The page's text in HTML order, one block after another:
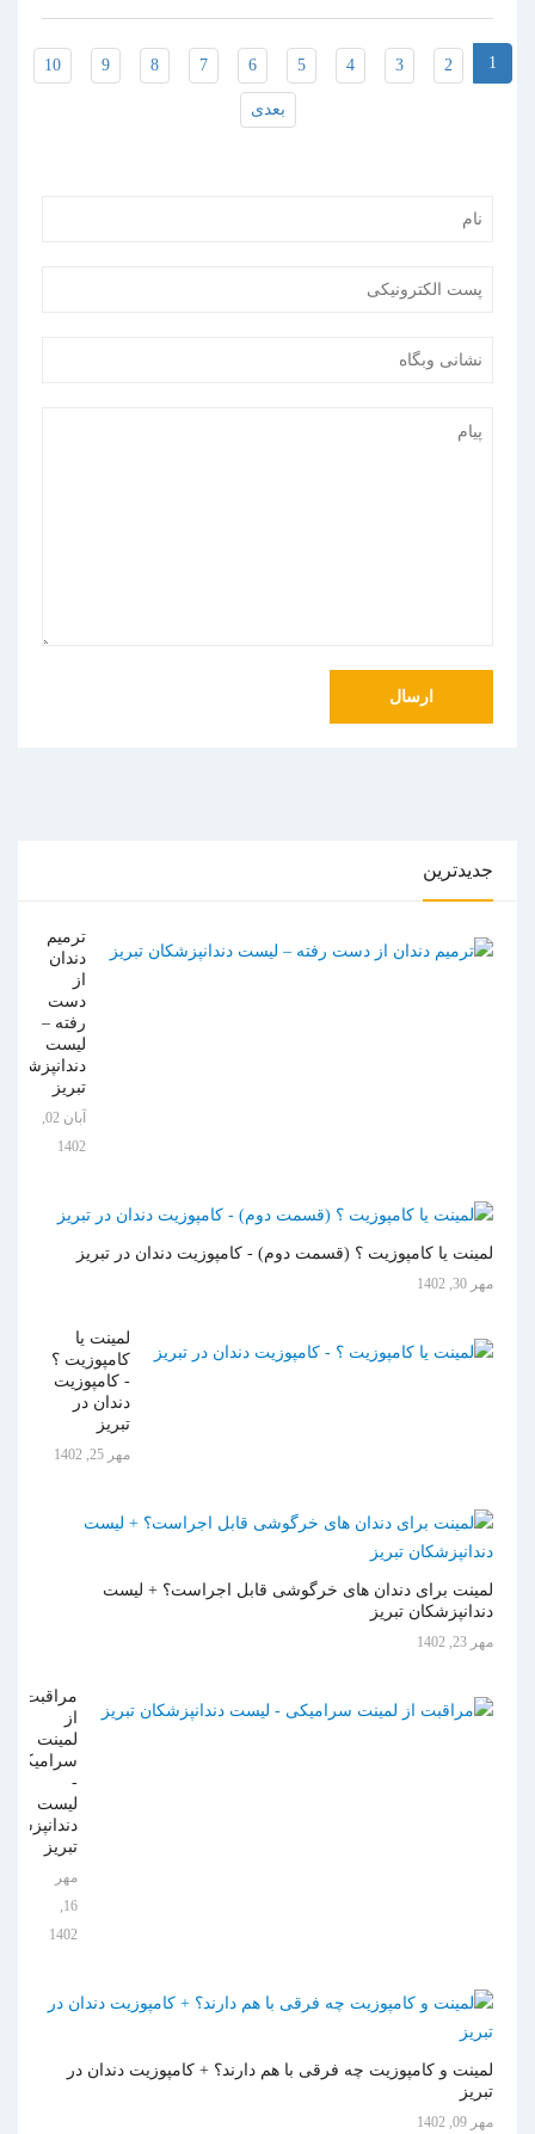
1
2
3
4
5
6
7
8
9
10
بعدی
جدیدترین
ترمیم
دندان
از
دست
رفته –
لیست
دندانپزشکان
تبریز
1402
لمینت یا کامپوزیت ؟ (قسمت دوم) - کامپوزیت دندان در تبریز
مهر 30, 1402
لمینت یا
کامپوزیت ؟
- کامپوزیت
دندان در
تبریز
مهر 25, 1402
لمینت برای دندان های خرگوشی قابل اجراست؟ + لیست
دندانپزشکان تبریز
مهر 23, 1402
مراقبت
از
لمینت
سرامیکی
-
لیست
تبریز
مهر
1402
لمینت و کامپوزیت چه فرقی با هم دارند؟ + کامپوزیت دندان در
تبریز
مهر 09, 1402